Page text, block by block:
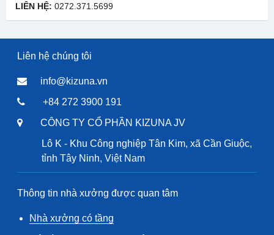
LIÊN HỆ: 0272.371.5699
Liên hệ chúng tôi
info@kizuna.vn
+84 272 3900 191
CÔNG TY CỔ PHẦN KIZUNA JV
Lô K - Khu Công nghiệp Tân Kim, xã Cần Giuộc,
tỉnh Tây Ninh, Việt Nam
Thông tin nhà xưởng được quan tâm
Nhà xưởng có tầng